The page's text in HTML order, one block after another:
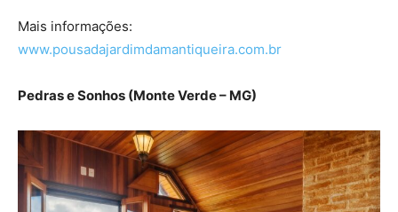
Mais informações:
www.pousadajardimdamantiqueira.com.br
Pedras e Sonhos (Monte Verde – MG)